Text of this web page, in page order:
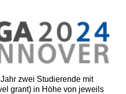
zwei Studierende mit
grant) in Höhe von jeweils